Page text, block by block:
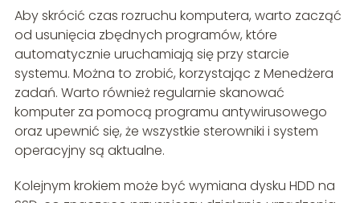
Aby skrócić czas rozruchu komputera, warto zacząć
od usunięcia zbędnych programów, które
automatycznie uruchamiają się przy starcie
systemu. Można to zrobić, korzystając z Menedżera
zadań. Warto również regularnie skanować
komputer za pomocą programu antywirusowego
oraz upewnić się, że wszystkie sterowniki i system
operacyjny są aktualne.
Kolejnym krokiem może być wymiana dysku HDD na